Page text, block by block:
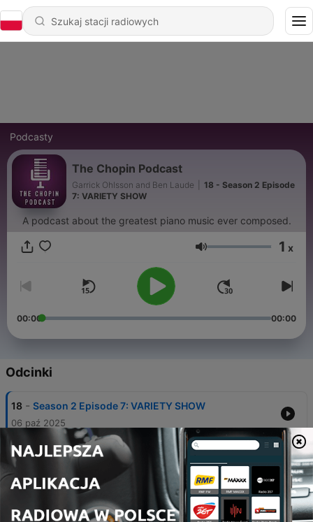
Podcasty
The Chopin Podcast
Garrick Ohlsson and Ben Laude
18 - Season 2 Episode
7: VARIETY SHOW
A podcast about the greatest piano music ever composed.
Głośność 1 x
00:00 00:00
Odcinki
18 - Season 2 Episode 7: VARIETY SHOW
06 paź 2025
17 - The Chopin Podcast Preview
05 wrz 2024
Season 2 Episode 6: CONCERTOS
23 wrz 2025